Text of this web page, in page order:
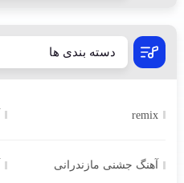
دسته بندی ها
remix
آهنگ جشنی مازندرانی